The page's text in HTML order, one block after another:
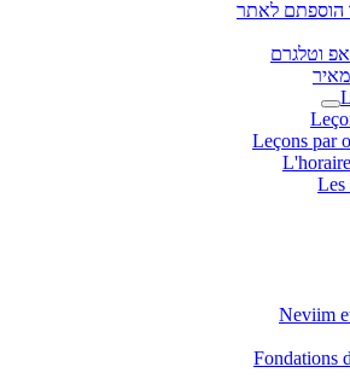
הוספתם לאתר
וטלגרם
Les
Neviim
Fondations